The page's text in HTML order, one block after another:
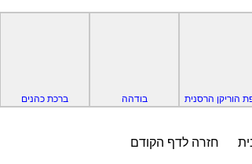
הוריקן הרסנית בודהה ברכת כהנים
חזרה לדף הקודם